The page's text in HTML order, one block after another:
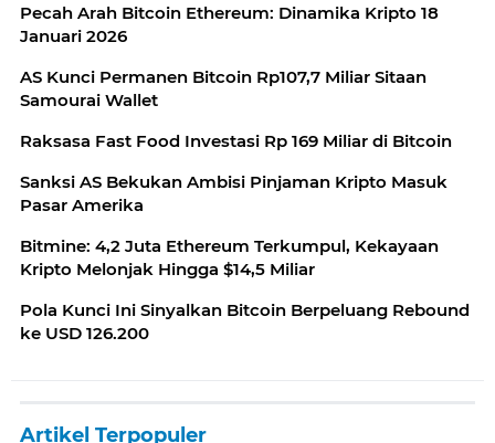
Pecah Arah Bitcoin Ethereum: Dinamika Kripto 18
Januari 2026
AS Kunci Permanen Bitcoin Rp107,7 Miliar Sitaan
Samourai Wallet
Raksasa Fast Food Investasi Rp 169 Miliar di Bitcoin
Sanksi AS Bekukan Ambisi Pinjaman Kripto Masuk
Pasar Amerika
Bitmine: 4,2 Juta Ethereum Terkumpul, Kekayaan
Kripto Melonjak Hingga $14,5 Miliar
Pola Kunci Ini Sinyalkan Bitcoin Berpeluang Rebound
ke USD 126.200
Artikel Terpopuler